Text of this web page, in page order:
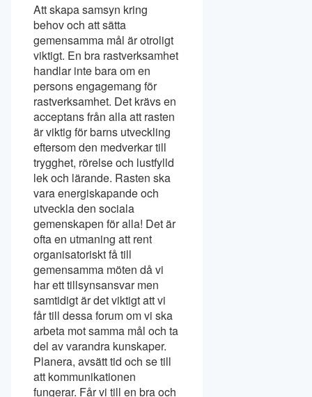
Att skapa samsyn kring
behov och att sätta
gemensamma mål är otroligt
viktigt. En bra rastverksamhet
handlar inte bara om en
persons engagemang för
rastverksamhet. Det krävs en
acceptans från alla att rasten
är viktig för barns utveckling
eftersom den medverkar till
trygghet, rörelse och lustfylld
lek och lärande. Rasten ska
vara energiskapande och
utveckla den sociala
gemenskapen för alla! Det är
ofta en utmaning att rent
organisatoriskt få till
gemensamma möten då vi
har ett tillsynsansvar men
samtidigt är det viktigt att vi
får till dessa forum om vi ska
arbeta mot samma mål och ta
del av varandra kunskaper.
Planera, avsätt tid och se till
att kommunikationen
fungerar. Får vi till en bra och